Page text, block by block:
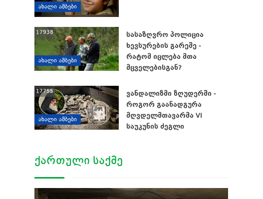
ᲐᲮᲐᲚᲘ ᲐᲛᲑᲔᲑᲘ
ᲐᲮᲐᲚᲘ ᲐᲛᲑᲔᲑᲘ
17938
სასაზღვრო პოლიცია
ხევსურების გარეშე -
რატომ იცლება მთა
მცველებისგან?
ᲐᲮᲐᲚᲘ ᲐᲛᲑᲔᲑᲘ
17755
ვანდალიზმი ზღუდერში -
როგორ გაანადგურა
მღვდელმთავარმა VI
საუკუნის ძეგლი
ᲥᲐᲠᲗᲣᲚᲘ ᲡᲐᲥᲛᲔ